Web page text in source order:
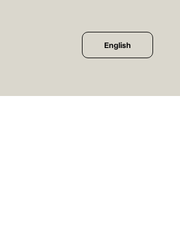
English